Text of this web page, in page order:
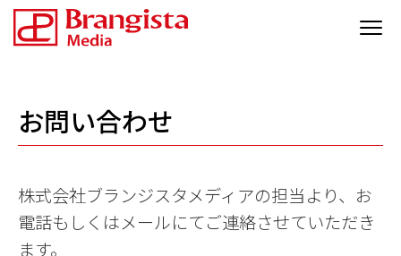
お問い合わせ
株式会社ブランジスタメディアの担当より、お
電話もしくはメールにてご連絡させていただき
ます。